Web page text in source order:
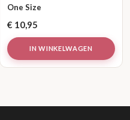
One Size
€ 10,95
IN WINKELWAGEN